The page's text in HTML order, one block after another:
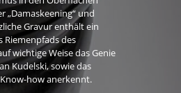
„Damaskeening“ und
Gravur enthält ein
Riemenpfads des
wichtige Weise das Genie
Kudelski, sowie das
how anerkennt.